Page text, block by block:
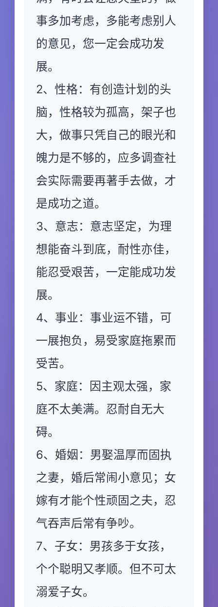
事多加考虑，多能考虑别人
的意见，您一定会成功发
展。
2、性格：有创造计划的头
脑，性格较为孤高，架子也
大，做事只凭自己的眼光和
魄力是不够的，应多调查社
会实际需要再著手去做，才
是成功之道。
3、意志：意志坚定，为理
想能奋斗到底，耐性亦佳，
能忍受艰苦，一定能成功发
展。
4、事业：事业运不错，可
一展抱负，易受家庭拖累而
受苦。
5、家庭：因主观太强，家
庭不太美满。忍耐自无大
碍。
6、婚姻：男娶温厚而固执
之妻，婚后常闹小意见；女
嫁有才能个性顽固之夫，忍
气吞声后常有争吵。
7、子女：男孩多于女孩，
个个聪明又孝顺。但不可太
溺爱子女。